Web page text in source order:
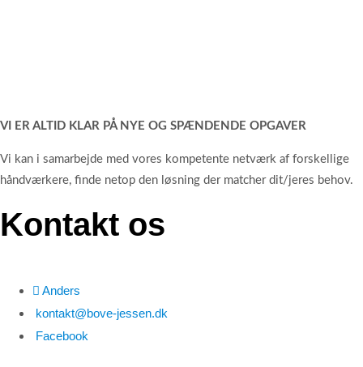
VI ER ALTID KLAR PÅ NYE OG SPÆNDENDE OPGAVER
Vi kan i samarbejde med vores kompetente netværk af forskellige
håndværkere, finde netop den løsning der matcher dit/jeres behov.
Kontakt os
Anders
kontakt@bove-jessen.dk
Facebook